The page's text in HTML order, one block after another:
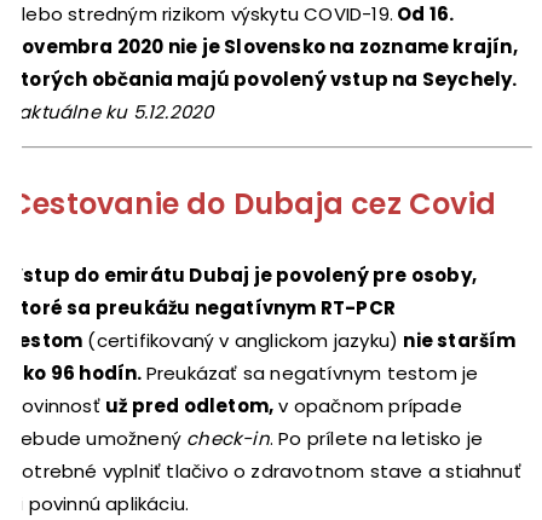
alebo stredným rizikom výskytu COVID-19. Od 16.
novembra 2020 nie je Slovensko na zozname krajín,
ktorých občania majú povolený vstup na Seychely.
*aktuálne ku 5.12.2020
Cestovanie do Dubaja cez Covid
Vstup do emirátu Dubaj je povolený pre osoby,
ktoré sa preukážu negatívnym RT-PCR
testom (certifikovaný v anglickom jazyku) nie starším
ako 96 hodín.Preukázať sa negatívnym testom je
povinnosť už pred odletom,v opačnom prípade
nebude umožnený check-in. Po prílete na letisko je
potrebné vyplniť tlačivo o zdravotnom stave a stiahnuť
si povinnú aplikáciu.